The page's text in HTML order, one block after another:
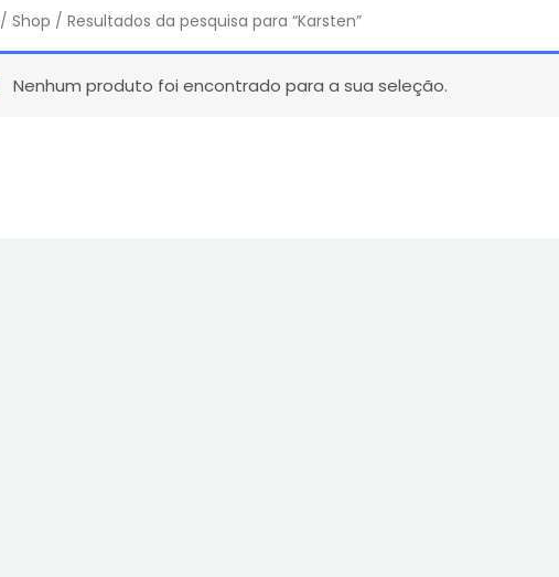
/Shop / Resultados da pesquisa para “Karsten”
Nenhum produto foi encontrado para a sua seleção.